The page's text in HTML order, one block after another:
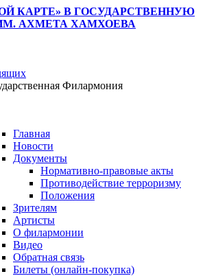
КАРТЕ» В ГОСУДАРСТВЕННУЮ
АХМЕТА ХАМХОЕВА
Главная
Новости
Документы
Нормативно-правовые акты
Противодействие терроризму
Положения
Зрителям
Артисты
О филармонии
Видео
Обратная связь
Билеты (онлайн-покупка)